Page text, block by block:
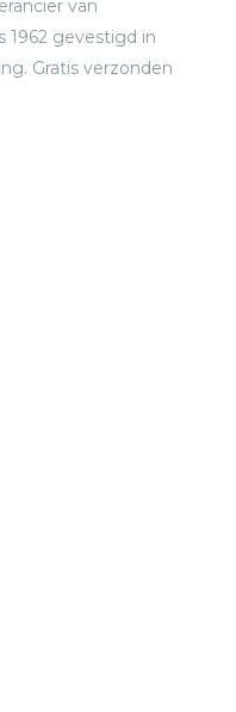
van
1962 gevestigd in
Gratis verzonden